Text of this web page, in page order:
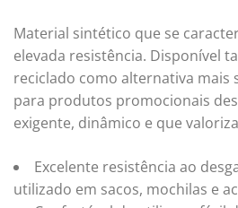
Material sintético que se
elevada resistência. Disponível
reciclado como alternativa mais
para produtos promocionais
exigente, dinâmico e que
Excelente resistência ao
utilizado em sacos, mochilas e